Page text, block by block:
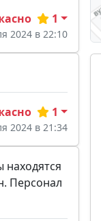
1
2024 в 22:10
1
2024 в 21:34
находятся
Персонал